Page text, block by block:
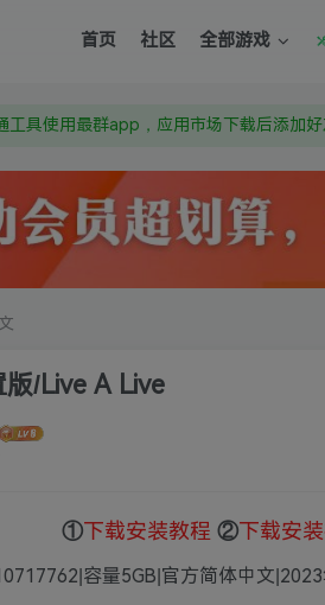
首页 社区 全部游戏
集，如有侵权，请联系删除：
客服，若链接失效请联系客服，百度网盘
/Live A Live
①下载安装教程 ②下载安
容量5GB|官方简体中文